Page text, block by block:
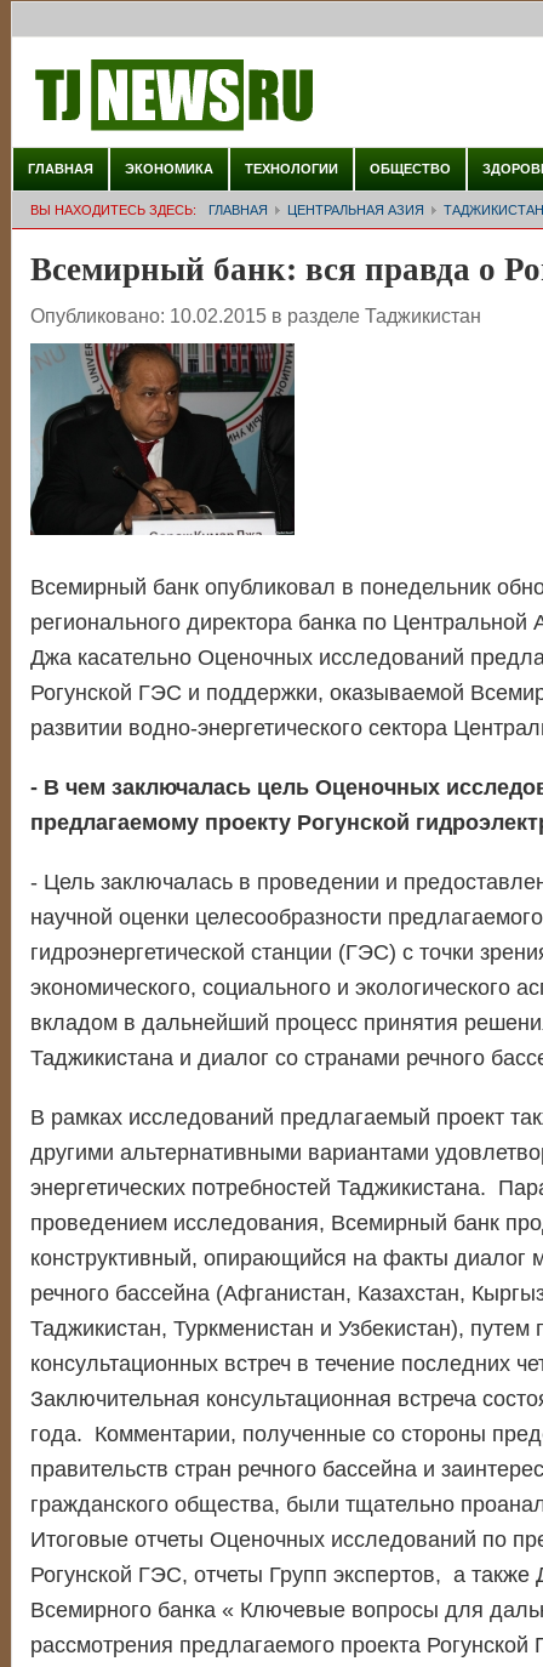
ГЛАВНАЯ ЭКОНОМИКА ТЕХНОЛОГИИ ОБЩЕСТВО
ВЫ НАХОДИТЕСЬ ЗДЕСЬ: ГЛАВНАЯ ЦЕНТРАЛЬНАЯ АЗИЯ ТАДЖИКИСТАН
Всемирный банк: вся правда о
Опубликовано: 10.02.2015 в разделе Таджикистан
Всемирный банк опубликовал в понедельник
регионального директора банка по
Джа касательно Оценочных исследований
Рогунской ГЭС и поддержки, оказываемой
развитии водно-энергетического сектора
- В чем заключалась цель Оценочных
предлагаемому проекту Рогунской
- Цель заключалась в проведении и
научной оценки целесообразности
гидроэнергетической станции (ГЭС) с точки
экономического, социального и экологического
вкладом в дальнейший процесс принятия
Таджикистана и диалог со странами речного
В рамках исследований предлагаемый проект
другими альтернативными вариантами
энергетических потребностей Таджикистана.
проведением исследования, Всемирный банк
конструктивный, опирающийся на факты диалог
речного бассейна (Афганистан, Казахстан,
Таджикистан, Туркменистан и Узбекистан), путем
консультационных встреч в течение последних
Заключительная консультационная встреча
года. Комментарии, полученные со стороны
правительств стран речного бассейна и
гражданского общества, были тщательно
Итоговые отчеты Оценочных исследований по
Рогунской ГЭС, отчеты Групп экспертов, а также
Всемирного банка « Ключевые вопросы для
рассмотрения предлагаемого проекта